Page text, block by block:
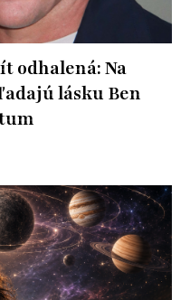
odhalená: Na
lásku Ben